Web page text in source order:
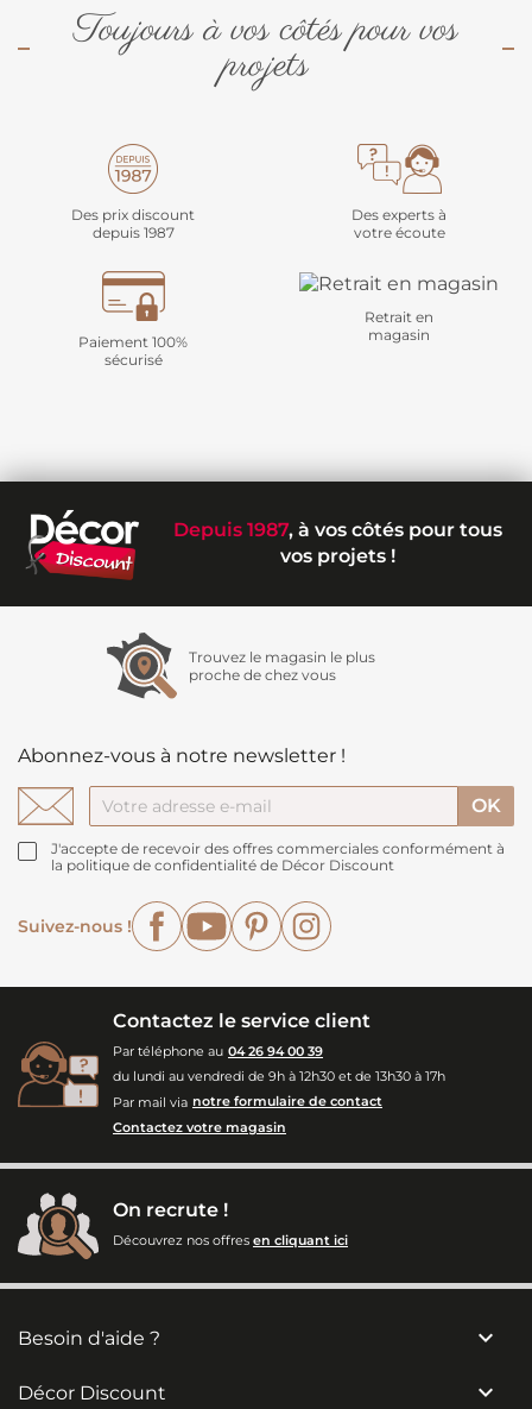
Toujours à vos côtés pour vos
projets
Des prix discount
depuis 1987
Des experts à
votre écoute
Paiement 100%
sécurisé
Retrait en
magasin
Depuis 1987, à vos côtés pour tous
vos projets !
Trouvez le magasin le plus
proche de chez vous
Abonnez-vous à notre newsletter !
J'accepte de recevoir des offres commerciales conformément à
la politique de confidentialité de Décor Discount
Suivez-nous !
FacebookYouTubePinterest
Contactez le service client
Par téléphone au 04 26 94 00 39
du lundi au vendredi de 9h à 12h30 et de 13h30 à 17h
Par mail via notre formulaire de contact
Contactez votre magasin
On recrute !
Découvrez nos offres en cliquant ici
Besoin d'aide ? 
Décor Discount 